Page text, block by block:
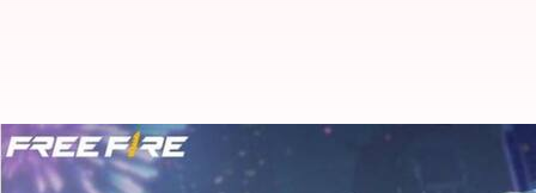
జులై 8న వచ్చే Free Fire MAX కోడ్స్